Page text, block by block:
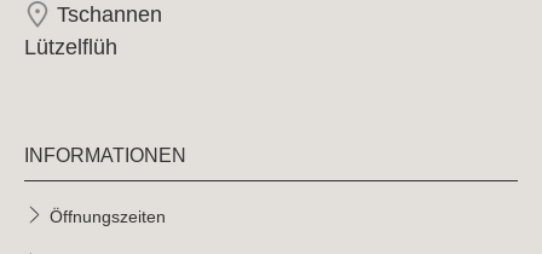
Tschannen
Lützelflüh
INFORMATIONEN
Öffnungszeiten